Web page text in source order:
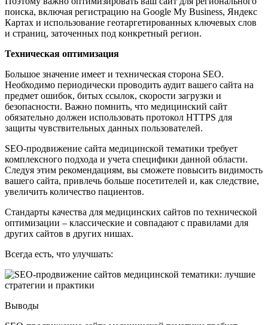
поиска, включая регистрацию на Google My Business, Яндекс
Картах и использование геотаргетированных ключевых слов
и страниц, заточенных под конкретный регион.
Техническая оптимизация
Большое значение имеет и техническая сторона SEO.
Необходимо периодически проводить аудит вашего сайта на
предмет ошибок, битых ссылок, скорости загрузки и
безопасности. Важно помнить, что медицинский сайт
обязательно должен использовать протокол HTTPS для
защиты чувствительных данных пользователей.
SEO-продвижение сайта медицинской тематики требует
комплексного подхода и учета специфики данной области.
Следуя этим рекомендациям, вы сможете повысить видимость
вашего сайта, привлечь больше посетителей и, как следствие,
увеличить количество пациентов.
Стандарты качества для медицинских сайтов по технической
оптимизации – классические и совпадают с правилами для
других сайтов в других нишах.
Всегда есть, что улучшать:
Выводы